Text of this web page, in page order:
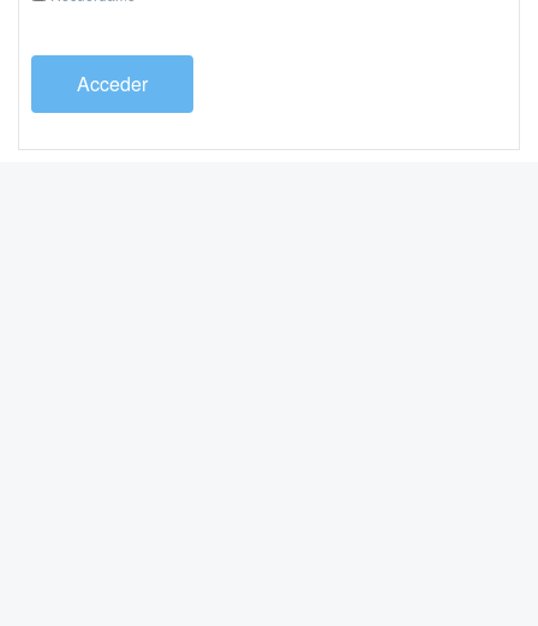
Acceder